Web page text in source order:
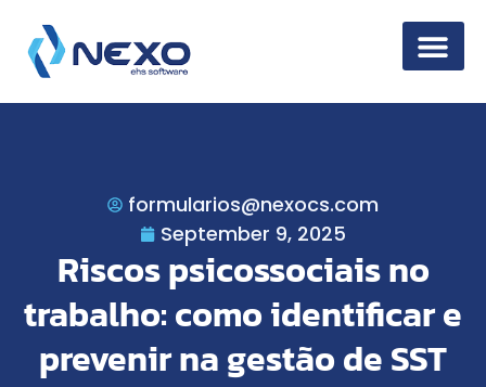
formularios@nexocs.com
September 9, 2025
Riscos psicossociais no
trabalho: como identificar e
prevenir na gestão de SST